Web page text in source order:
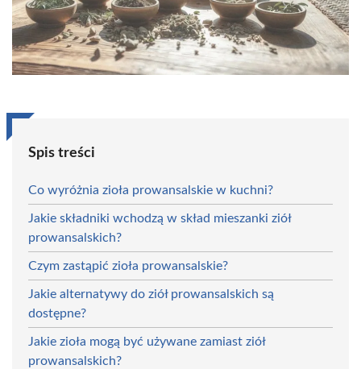
Spis treści
Co wyróżnia zioła prowansalskie w kuchni?
Jakie składniki wchodzą w skład mieszanki ziół
prowansalskich?
Czym zastąpić zioła prowansalskie?
Jakie alternatywy do ziół prowansalskich są
dostępne?
Jakie zioła mogą być używane zamiast ziół
prowansalskich?